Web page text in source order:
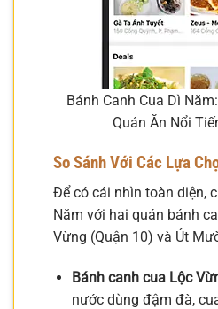
Bánh Canh Cua Dì
Quán Ăn Nổi
So Sánh Với Các Lựa
Để có cái nhìn toàn diện,
Năm với hai quán bánh
Vừng (Quận 10) và Út
Bánh canh cua Lộc
nước dùng đậm đà,